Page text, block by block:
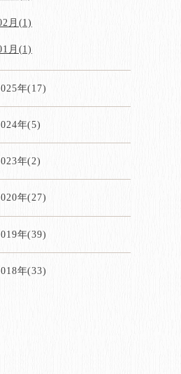
月(1)
月(1)
年(17)
年(5)
年(2)
年(27)
年(39)
年(33)